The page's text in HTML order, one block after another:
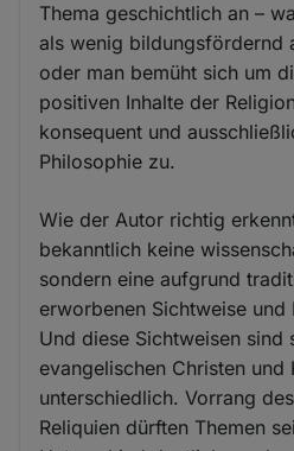
Thema geschichtlich an –
als wenig bildungsfördernd
oder man bemüht sich um
positiven Inhalte der
konsequent und
Philosophie zu.
Wie der Autor richtig
bekanntlich keine
sondern eine aufgrund
erworbenen Sichtweise und
Und diese Sichtweisen sind
evangelischen Christen
unterschiedlich. Vorrang
Reliquien dürften Themen